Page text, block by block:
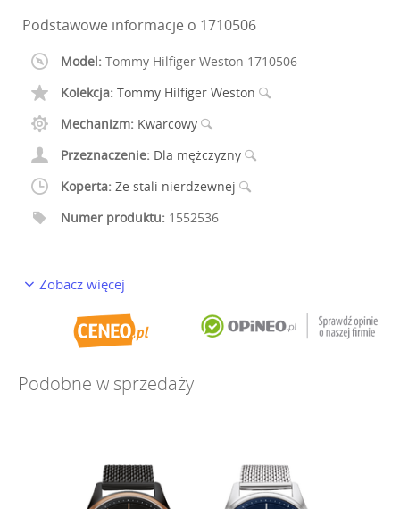
Podstawowe informacje o 1710506
Model: Tommy Hilfiger Weston 1710506
Kolekcja: Tommy Hilfiger Weston
Mechanizm: Kwarcowy
Przeznaczenie: Dla mężczyzny
Koperta: Ze stali nierdzewnej
Numer produktu: 1552536
Zobacz więcej
Podobne w sprzedaży